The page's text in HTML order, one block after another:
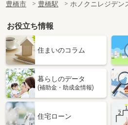
豊橋市
豊橋駅 ホノクニレジデン
お役立ち情報
住まいのコラム
暮らしのデータ
(補助金・助成金情報)
住宅ローン